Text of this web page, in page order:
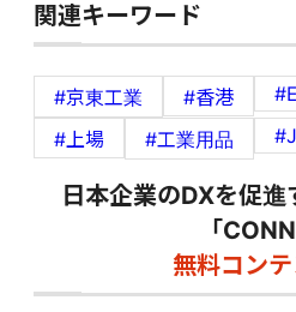
関連キーワード
#京東工業 #香港
#上場
#工業用品
日本企業のDXを促
「
無料コン